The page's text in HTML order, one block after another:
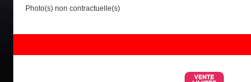
Photo(s) non contractuelle(s)